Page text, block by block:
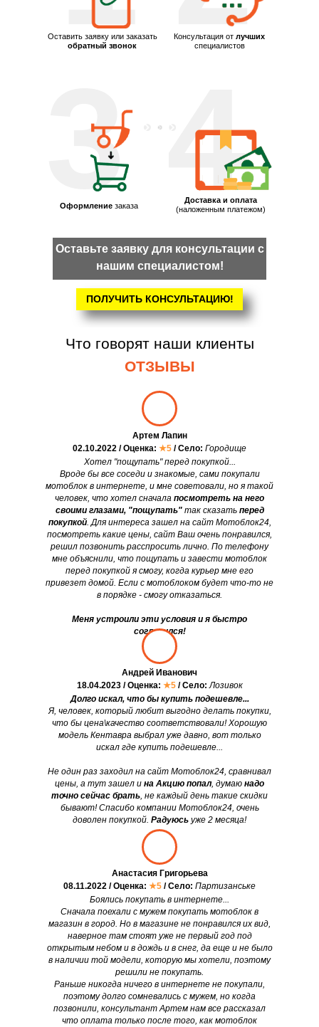
4
3
Оставить заявку или заказать
обратный звонок
Консультация от лучших
специалистов
Оформление заказа
Доставка и оплата
(наложенным платежом)
ПОЛУЧИТЬ КОНСУЛЬТАЦИЮ!
Оставьте заявку для консультации с
нашим специалистом!
Что говорят наши клиенты
ОТЗЫВЫ
Хотел "пощупать" перед покупкой...
Вроде бы все соседи и знакомые, сами покупали
мотоблок в интернете, и мне советовали, но я такой
человек, что хотел сначала посмотреть на него
своими глазами, "пощупать"так сказать перед
покупкой. Для интереса зашел на сайт Мотоблок24,
посмотреть какие цены, сайт Ваш очень понравился,
решил позвонить расспросить лично. По телефону
мне объяснили, что пощупать и завести мотоблок
перед покупкой я смогу, когда курьер мне его
привезет домой. Если с мотоблоком будет что-то не
в порядке - смогу отказаться.
Меня устроили эти условия и я быстро
согласился!
Артем Лапин
02.10.2022 / Оценка: ★5 / Село: Городище
Боялись покупать в интернете...
Сначала поехали с мужем покупать мотоблок в
магазин в город. Но в магазине не понравился их вид,
наверное там стоят уже не первый год под
открытым небом и в дождь и в снег, да еще и не было
в наличии той модели, которую мы хотели, поэтому
решили не покупать.
Раньше никогда ничего в интернете не покупали,
поэтому долго сомневались с мужем, но когда
позвонили, консультант Артем нам все рассказал
что оплата только после того, как мотоблок
Анастасия Григорьева
08.11.2022 / Оценка: ★5 / Село: Партизанське
Долго искал, что бы купить подешевле...
Я, человек, который любит выгодно делать покупки,
что бы цена\качество соответствовали! Хорошую
модель Кентавра выбрал уже давно, вот только
искал где купить подешевле...
Не один раз заходил на сайт Мотоблок24, сравнивал
цены, а тут зашел и на Акцию попал, думаю надо
точно сейчас брать, не каждый день такие скидки
бывают! Спасибо компании Мотоблок24, очень
доволен покупкой. Радуюсь уже 2 месяца!
Андрей Иванович
18.04.2023 / Оценка: ★5 / Село: Лозивок